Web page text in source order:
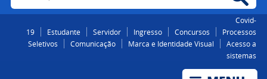
Covid-
19
Estudante Servidor Ingresso Concursos
Processos
Seletivos
Comunicação Marca e Identidade Visual
Acesso a
sistemas